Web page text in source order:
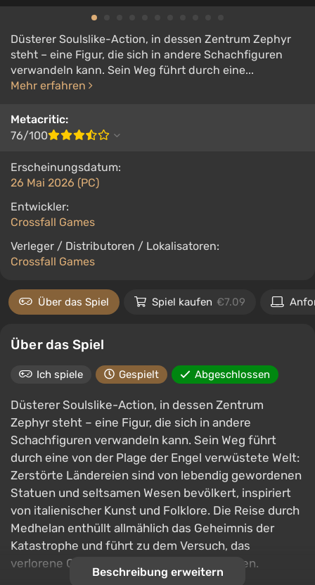
Düsterer Soulslike-Action, in dessen Zentrum Zephyr
steht – eine Figur, die sich in andere Schachfiguren
verwandeln kann. Sein Weg führt durch eine...
Mehr erfahren
Metacritic:
76/100
Erscheinungsdatum:
26 Mai 2026 (PC)
Entwickler:
Crossfall Games
Verleger / Distributoren / Lokalisatoren:
Crossfall Games
Über das Spiel Spiel kaufen €7.09
Über das Spiel
Ich spiele Gespielt Abgeschlossen
Düsterer Soulslike-Action, in dessen Zentrum
Zephyr steht – eine Figur, die sich in andere
Schachfiguren verwandeln kann. Sein Weg führt
durch eine von der Plage der Engel verwüstete Welt:
Zerstörte Ländereien sind von lebendig gewordenen
Statuen und seltsamen Wesen bevölkert, inspiriert
von italienischer Kunst und Folklore. Die Reise durch
Medhelan enthüllt allmählich das Geheimnis der
Katastrophe und führt zu dem Versuch, das
verlorene Gleichgewicht wiederherzustellen.
Beschreibung erweitern